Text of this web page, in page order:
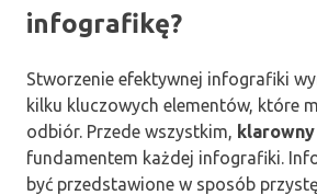
infografikę?
Stworzenie efektywnej infografiki
kilku kluczowych elementów, które
odbiór. Przede wszystkim,
fundamentem każdej infografiki.
być przedstawione w sposób